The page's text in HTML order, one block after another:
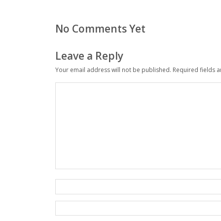
No Comments Yet
Leave a Reply
Your email address will not be published. Required fields